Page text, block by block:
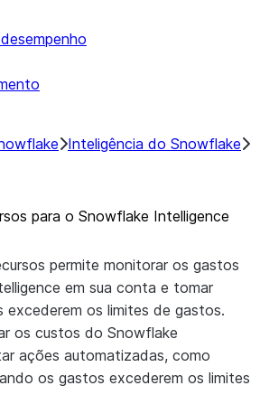
Inteligência do Snowflake
para o Snowflake Intelligence
permite monitorar os gastos
em sua conta e tomar
excederem os limites de gastos.
os custos do Snowflake
ações automatizadas, como
os gastos excederem os limites